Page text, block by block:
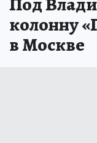
колонну
в Москве